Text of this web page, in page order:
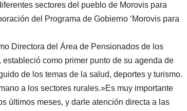
sectores del pueblo de Morovis para
del Programa de Gobierno ‘Morovis para
Directora del Área de Pensionados de los
como primer punto de su agenda de
de los temas de la salud, deportes y turismo.
a los sectores rurales.»Es muy importante
últimos meses, y darle atención directa a las